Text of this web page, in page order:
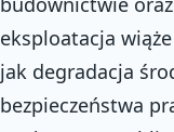
eksploatacja
jak degradacja
bezpieczeństwa